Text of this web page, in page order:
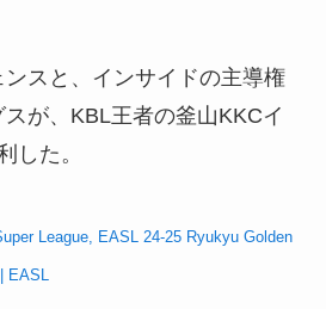
スと、インサイドの主導権
が、KBL王者の釜山KKCイ
した。
League, EASL 24-25 Ryukyu Golden
EASL